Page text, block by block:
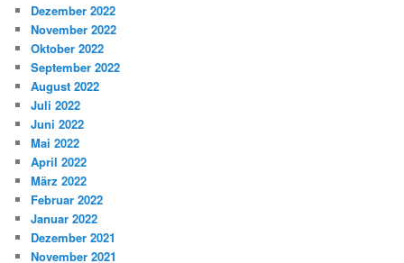
Dezember 2022
November 2022
Oktober 2022
September 2022
August 2022
Juli 2022
Juni 2022
Mai 2022
April 2022
März 2022
Februar 2022
Januar 2022
Dezember 2021
November 2021